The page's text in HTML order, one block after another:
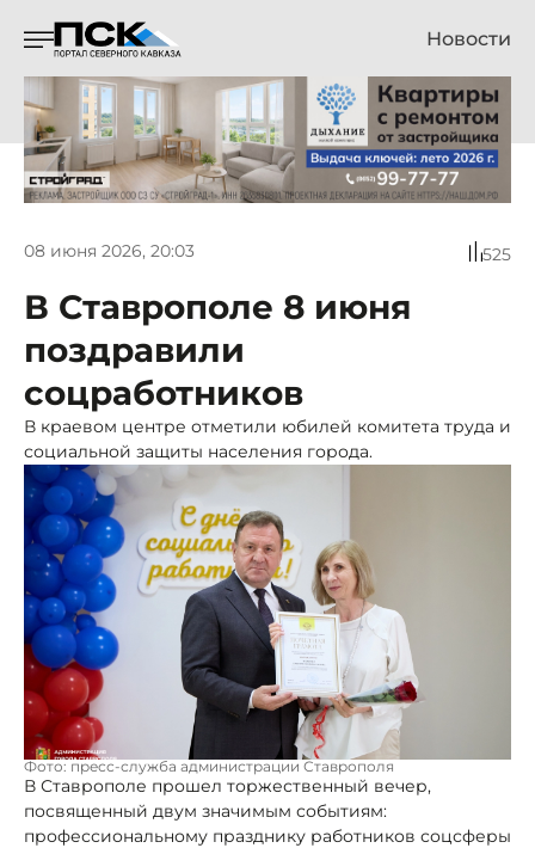
Новости
08 июня 2026, 20:03 525
В Ставрополе 8 июня
поздравили
соцработников
В краевом центре отметили юбилей комитета труда и
социальной защиты населения города.
Фото: пресс-служба администрации Ставрополя
В Ставрополе прошел торжественный вечер,
посвященный двум значимым событиям:
профессиональному празднику работников соцсферы